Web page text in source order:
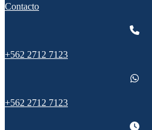
Contacto
+562 2712 7123
+562 2712 7123